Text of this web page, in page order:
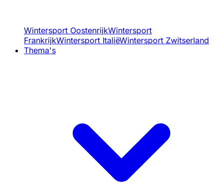
Wintersport OostenrijkWintersport
FrankrijkWintersport ItaliëWintersport Zwitserland
Thema's